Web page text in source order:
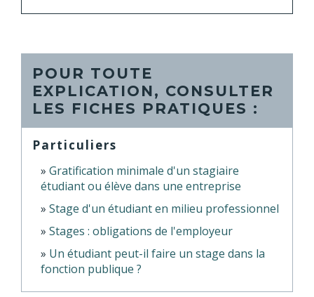
POUR TOUTE
EXPLICATION, CONSULTER
LES FICHES PRATIQUES :
Particuliers
Gratification minimale d'un stagiaire
étudiant ou élève dans une entreprise
Stage d'un étudiant en milieu professionnel
Stages : obligations de l'employeur
Un étudiant peut-il faire un stage dans la
fonction publique ?